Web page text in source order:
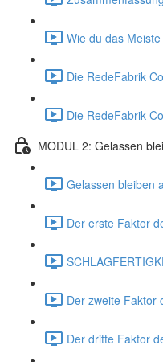
Wie du das
Die RedeFabrik
Die RedeFabrik
MODUL 2: Gelassen
Gelassen bleiben
Der erste Faktor
Der zweite Faktor
Der dritte Faktor